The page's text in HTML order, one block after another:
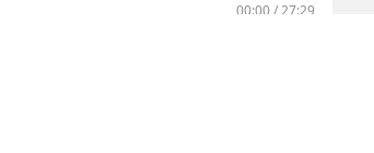
00:00/ 27:29